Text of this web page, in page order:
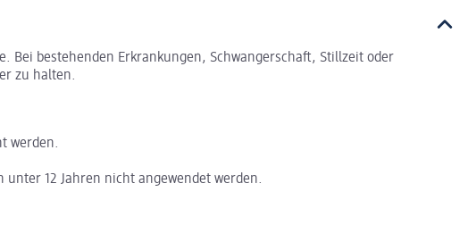
Bei bestehenden Erkrankungen, Schwangerschaft, Stillzeit oder
zu halten.
werden.
12 Jahren nicht angewendet werden.